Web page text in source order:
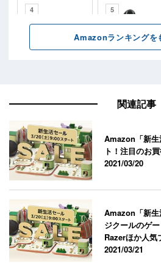
関連記事
Amazon「新
ト！注目のお
2021/03/20
Amazon「新生
ジクールのゲ
Razerほか人気
2021/03/21